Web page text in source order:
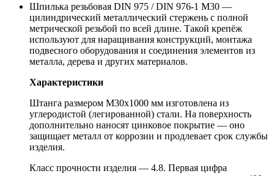
Шпилька резьбовая DIN 975 / DIN 976-1 М30 —
цилиндрический металлический стержень с полной
метрической резьбой по всей длине. Такой крепёж
используют для наращивания конструкций, монтажа
подвесного оборудования и соединения элементов из
металла, дерева и других материалов.
Характеристики
Штанга размером М30х1000 мм изготовлена из
углеродистой (легированной) стали. На поверхность
дополнительно наносят цинковое покрытие — оно
защищает металл от коррозии и продлевает срок службы
изделия.
Класс прочности изделия — 4.8. Первая цифра